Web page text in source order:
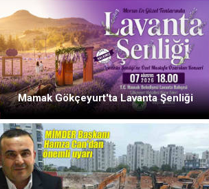
Mamak Gökçeyurt'ta Lavanta Şenliği